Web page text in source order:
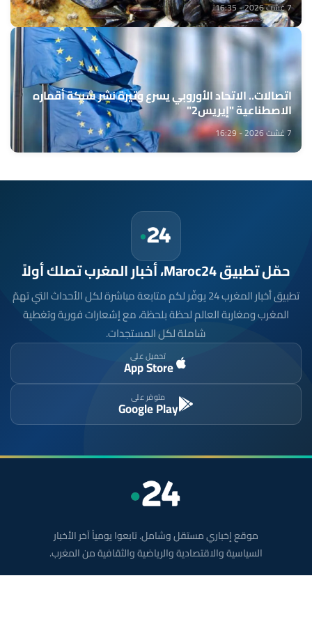
7 غشت 2026 - 16:35
اتصالات.. الاتحاد الأوروبي يسرع وتيرة نشر شبكة أقماره
الاصطناعية "إيريس2"
7 غشت 2026 - 16:29
حمّل تطبيق Maroc24، أخبار المغرب تصلك أولاً
تطبيق أخبار المغرب 24 يوفّر لكم متابعة مباشرة لكل الأحداث التي تهمّ
المغرب ومغاربة العالم لحظة بلحظة، مع إشعارات فورية وتغطية
شاملة لكل المستجدات.
تحميل على
App Store
متوفر على
Google Play
موقع إخباري مستقل وشامل. تابعوا يومياً آخر الأخبار
السياسية والاقتصادية والرياضية والثقافية من المغرب.